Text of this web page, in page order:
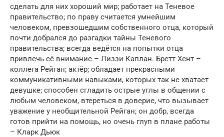
сделать для них хороший мир; работает на Теневое
правительство; по праву считается умнейшим
человеком, превзошедшим собственного отца, который
почти добрался до разгадки тайны Теневого
правительства; всегда ведётся на попытки отца
привлечь её внимание – Лиззи Каплан. Бретт Хент –
коллега Рейган; актёр; обладает прекрасными
коммуникативными навыками, которых так не хватает
девушке; способен сгладить острые углы в общении с
любым человеком, втереться в доверие, что вызывает
уважение у необщительной Рейган; он добр, всегда
готов прийти на помощь, но очень глуп в плане работы
– Кларк Дьюк